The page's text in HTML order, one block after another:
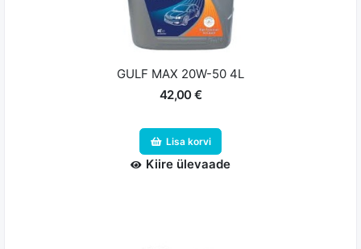
GULF MAX 20W-50 4L
42,00 €
Lisa korvi
Kiire ülevaade